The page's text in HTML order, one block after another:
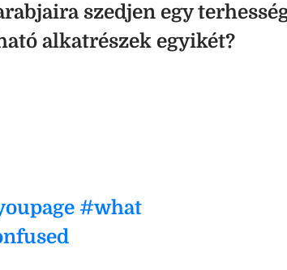
szedjen egy
alkatrészek egyikét?
#what